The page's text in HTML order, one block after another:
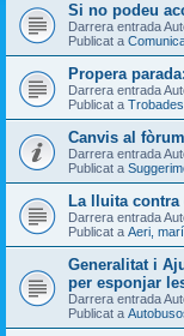
Si no podeu
Darrera entrada
Publicat a
Propera
Darrera entrada
Publicat a
Canvis al fòrum
Darrera entrada
Publicat a
La lluita
Darrera entrada
Publicat a Aeri,
Generalitat i
per esponjar
Darrera entrada
Publicat a